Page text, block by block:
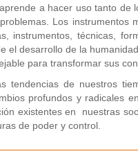
a hacer uso tanto de
Los instrumentos
instrumentos, técnicas,
el desarrollo de la
para transformar sus
de nuestros
profundos y radicales
existentes en nuestras
de poder y control.